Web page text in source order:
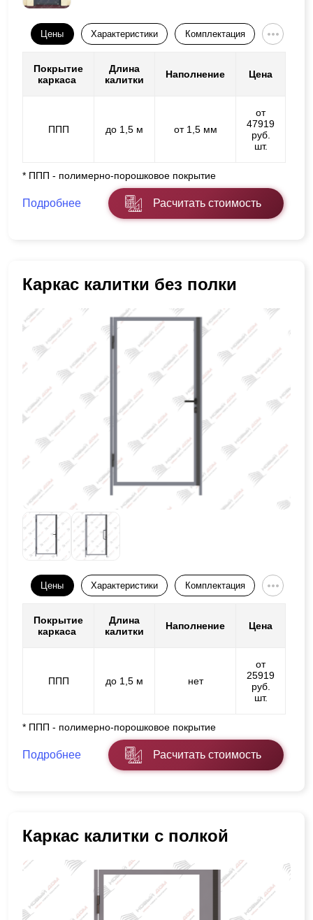
Цены Характеристики Комплектация
Покрытие
каркаса
Длина
калитки
Наполнение Цена
ППП до 1,5 м от 1,5 мм
от
47919
руб.
шт.
* ППП - полимерно-порошковое покрытие
Подробнее Расчитать стоимость
Каркас калитки без полки
Цены Характеристики Комплектация
Покрытие
каркаса
Длина
калитки
Наполнение Цена
ППП до 1,5 м нет
от
25919
руб.
шт.
* ППП - полимерно-порошковое покрытие
Подробнее Расчитать стоимость
Каркас калитки с полкой